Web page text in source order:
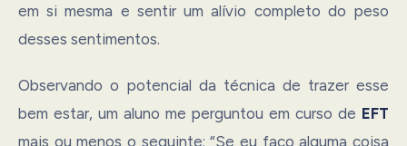
em si mesma e sentir um alívio completo do peso
desses sentimentos.
Observando o potencial da técnica de trazer esse
bem estar, um aluno me perguntou em curso de EFT
mais ou menos o seguinte: “Se eu faço alguma coisa